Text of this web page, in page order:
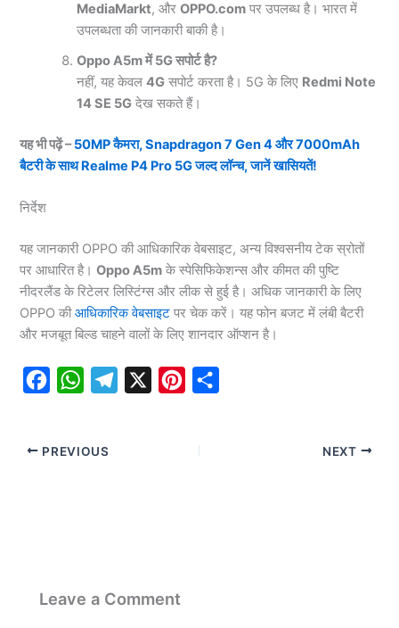
MediaMarkt, औरOPPO.com पर उपलब्ध है। भारत में
उपलब्धता की जानकारी बाकी है।
Oppo A5m में 5G सपोर्ट है?
नहीं, यह केवल4G सपोर्ट करता है। 5G के लिए Redmi Note
14 SE 5G देख सकते हैं।
यह भी पढ़ें –50MP कैमरा, Snapdragon 7 Gen 4 और 7000mAh
बैटरी के साथ Realme P4 Pro 5G जल्द लॉन्च, जानें खासियतें!
निर्देश
यह जानकारी OPPO की आधिकारिक वेबसाइट, अन्य विश्वसनीय टेक स्रोतों
पर आधारित है।Oppo A5m के स्पेसिफिकेशन्स और कीमत की पुष्टि
नीदरलैंड के रिटेलर लिस्टिंग्स और लीक से हुई है। अधिक जानकारी के लिए
OPPO कीआधिकारिक वेबसाइट पर चेक करें। यह फोन बजट में लंबी बैटरी
और मजबूत बिल्ड चाहने वालों के लिए शानदार ऑप्शन है।
e
W
t
PREVIOUS NEXT
Leave a Comment